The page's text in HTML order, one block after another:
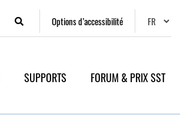
Options d’accessibilité
SUPPORTS FORUM & PRIX SST